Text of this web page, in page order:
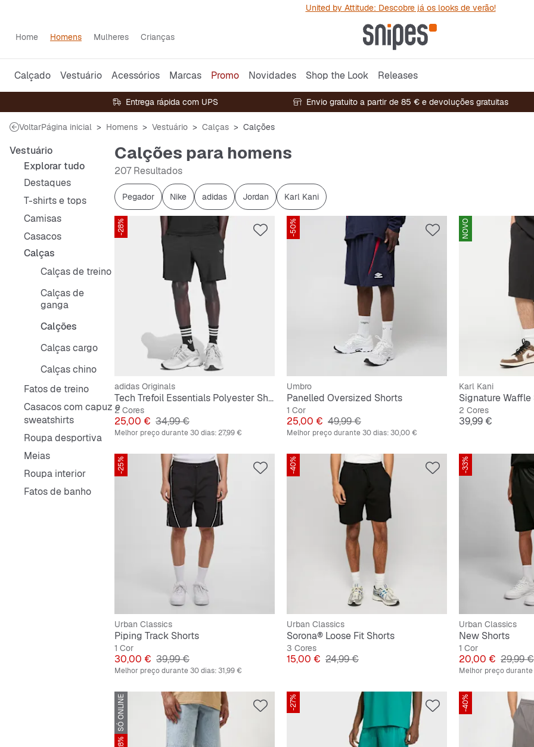
United by Attitude: Descobre já os looks de verão!
Home Homens Mulheres Crianças
Calçado Vestuário Acessórios Marcas Promo Novidades Shop the Look Releases
Entrega rápida com UPS Envio gratuito a partir de 85 € e devoluções gratuitas
VoltarPágina inicial Homens Vestuário Calças Calções
Vestuário
Explorar tudo
Destaques
T-shirts e tops
Camisas
Casacos
Calças
Calças de treino
Calças de
ganga
Calções
Calças cargo
Calças chino
Fatos de treino
Casacos com capuz e
sweatshirts
Roupa desportiva
Meias
Roupa interior
Fatos de banho
Calções para homens
207 Resultados
Pegador Nike adidas Jordan Karl Kani
-28%
adidas Originals
Tech Trefoil Essentials Polyester Shorts
2 Cores
Preço
25,00 € Preço original
34,99 €
Melhor preço durante 30 dias:27,99 €
-50%
Umbro
Panelled Oversized Shorts
1 Cor
Preço
25,00 € Preço original
49,99 €
Melhor preço durante 30 dias:30,00 €
NOVO
Karl Kani
Signature Waffle
2 Cores
Preço
39,99 €
-25%
Urban Classics
Piping Track Shorts
1 Cor
Preço
30,00 € Preço original
39,99 €
Melhor preço durante 30 dias:31,99 €
-40%
Urban Classics
Sorona® Loose Fit Shorts
3 Cores
Preço
15,00 € Preço original
24,99 €
-33%
Urban Classics
New Shorts
1 Cor
Preço
20,00 € Preço
29,99 €
Melhor preço
SÓ ONLINE -27% -40%